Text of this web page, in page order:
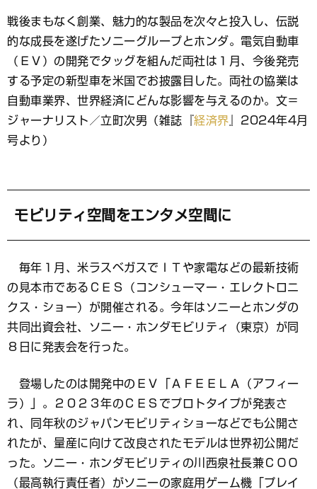
ブ
ッ
ク
マ
ー
ク
戦後まもなく創業、魅力的な製品を次々と投入し、伝説
的な成長を遂げたソニーグループとホンダ。電気自動車
（ＥＶ）の開発でタッグを組んだ両社は１月、今後発売
する予定の新型車を米国でお披露目した。両社の協業は
自動車業界、世界経済にどんな影響を与えるのか。文＝
ジャーナリスト／立町次男（雑誌『 経済界 』2024年4月
号より）
モビリティ空間をエンタメ空間に
毎年１月、米ラスベガスでＩＴや家電などの最新技術
の見本市であるＣＥＳ（コンシューマー・エレクトロニ
クス・ショー）が開催される。今年はソニーとホンダの
共同出資会社、ソニー・ホンダモビリティ（東京）が同
８日に発表会を行った。
登場したのは開発中のＥＶ「ＡＦＥＥＬＡ（アフィー
ラ）」。２０２３年のＣＥＳでプロトタイプが発表さ
れ、同年秋のジャパンモビリティショーなどでも公開さ
れたが、量産に向けて改良されたモデルは世界初公開だ
った。ソニー・ホンダモビリティの川西泉社長兼ＣＯＯ
（最高執行責任者）がソニーの家庭用ゲーム機「プレイ